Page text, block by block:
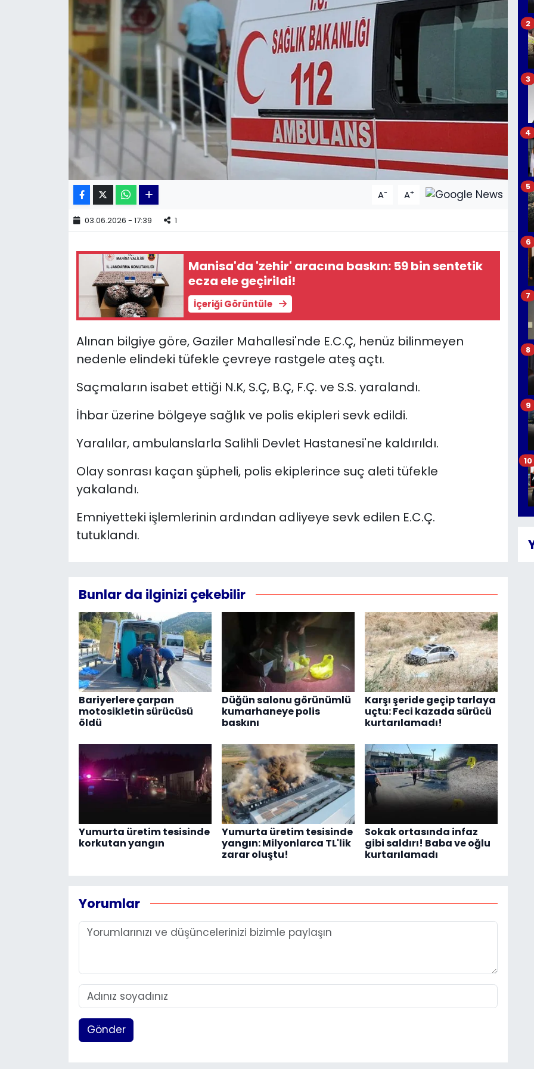
A- A+
03.06.2026 - 17:39 1
Manisa'da 'zehir' aracına baskın: 59 bin sentetik
ecza ele geçirildi!
İçeriği Görüntüle
Alınan bilgiye göre, Gaziler Mahallesi'nde E.C.Ç, henüz bilinmeyen
nedenle elindeki tüfekle çevreye rastgele ateş açtı.
Saçmaların isabet ettiği N.K, S.Ç, B.Ç, F.Ç. ve S.S. yaralandı.
İhbar üzerine bölgeye sağlık ve polis ekipleri sevk edildi.
Yaralılar, ambulanslarla Salihli Devlet Hastanesi'ne kaldırıldı.
Olay sonrası kaçan şüpheli, polis ekiplerince suç aleti tüfekle
yakalandı.
Emniyetteki işlemlerinin ardından adliyeye sevk edilen E.C.Ç.
tutuklandı.
Bunlar da ilginizi çekebilir
Bariyerlere çarpan
motosikletin sürücüsü
öldü
Düğün salonu görünümlü
kumarhaneye polis
baskını
Karşı şeride geçip tarlaya
uçtu: Feci kazada sürücü
kurtarılamadı!
Yumurta üretim tesisinde
korkutan yangın
Yumurta üretim tesisinde
yangın: Milyonlarca TL'lik
zarar oluştu!
Sokak ortasında infaz
gibi saldırı! Baba ve oğlu
kurtarılamadı
Yorumlar
Gönder
2
3
4
5
6
7
8
9
10
KÜLTÜR SANAT
MAGAZİN
POLİTİKA
TEKNOLOJİ
Yaşam
YEREL POLİTİKA
YEREL YÖNETİMLER